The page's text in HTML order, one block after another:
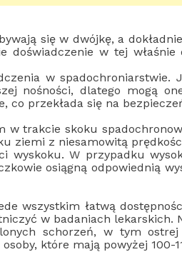
się w dwójkę, a
doświadczenie w tej
w
nośności, dlatego mogą
co przekłada się na
trakcie skoku
ziemi z niesamowitą
wyskoku. W przypadku
osiągną odpowiednią
wszystkim łatwą
w badaniach
schorzeń, w tym
które mają powyżej